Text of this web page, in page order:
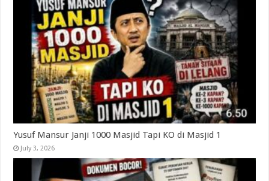
Yusuf Mansur Janji 1000 Masjid Tapi KO di Masjid 1
July 3, 2026